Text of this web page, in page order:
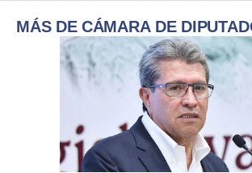
MÁS DE CÁMARA DE